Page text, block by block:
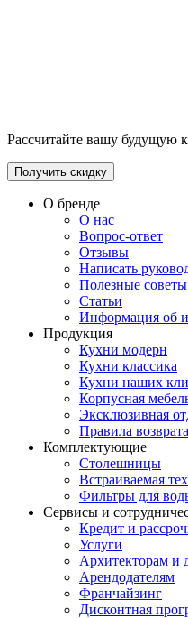
Рассчитайте вашу будущую
Получить скидку
О бренде
О нас
Вопрос-ответ
Отзывы
Написать
Полезные советы
Статьи
Информация об
Продукция
Кухни модерн
Кухни классика
Кухни наших
Корпусная
Эксклюзивная
Правила
Комплектующие
Столешницы
Встраиваемая
Фильтры для
Сервисы и
Кредит и
Услуги
Архитекторам и
Арендодателям
Франчайзинг
Дисконтная